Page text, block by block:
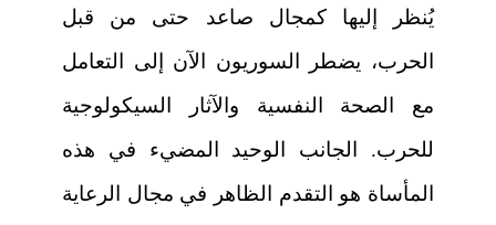
يُنظر إليها كمجال صاعد حتى من قبل
الحرب، يضطر السوريون الآن إلى التعامل
مع الصحة النفسية والآثار السيكولوجية
للحرب. الجانب الوحيد المضيء في هذه
المأساة هو التقدم الظاهر في مجال الرعاية